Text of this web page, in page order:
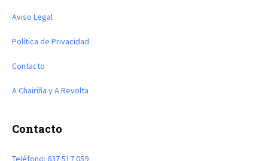
Aviso Legal
Política de Privacidad
Contacto
A Chairiña y A Revolta
Contacto
Teléfono: 637 517 059